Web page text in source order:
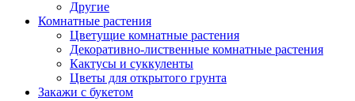
Другие
Комнатные растения
Цветущие комнатные растения
Декоративно-лиственные комнатные растения
Кактусы и суккуленты
Цветы для открытого грунта
Закажи с букетом